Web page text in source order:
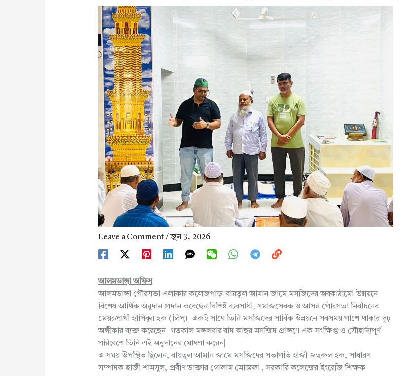
Leave a Comment /জুন 3, 2026
আলমডাঙ্গা অফিস
আলমডাঙ্গা পৌরসভা এলাকার কলেজপাড়া বায়তুল আমান জামে মসজিদের অবকাঠামো উন্নয়নে
বিশেষ আর্থিক অনুদান প্রদান করেছেন বিশিষ্ট ব্যবসায়ী, সমাজসেবক ও আসন্ন পৌরসভা নির্বাচনের
মেয়রপ্রার্থী হাসিবুল হক (লিপু)| একই সাথে তিনি মসজিদের সার্বিক উন্নয়নে সবসময় পাশে থাকার দৃঢ়
অঙ্গীকার ব্যক্ত করেছেন| গতকাল মঙ্গলবার বাদ আছর মসজিদ প্রাঙ্গণে এক সংক্ষিপ্ত ও সৌহার্দ্যপূর্ণ
পরিবেশে তিনি এই অনুদানের ঘোষণা করেন|
এ সময় উপস্থিত ছিলেন, বায়তুল আমান জামে মসজিদের সভাপতি হাজী জহুরুল হক, সাধারণ
সম্পাদক হাজী শামসুল, প্রবীণ ডাক্তার গোলাম মোস্তফা , সরকারি কলেজের ইংরেজি শিক্ষক